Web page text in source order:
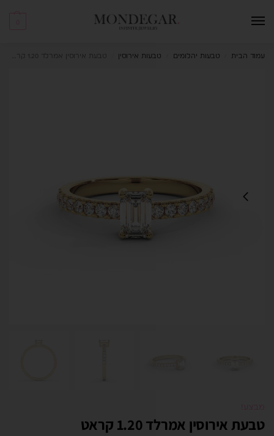
עמוד הבית טבעות יהלומים טבעות אירוסין טבעת אירוסין אמרלד 1.20 קראט Virtue
טבעת אירוסין אמרלד 1.20 קראט